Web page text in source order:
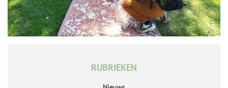
RUBRIEKEN